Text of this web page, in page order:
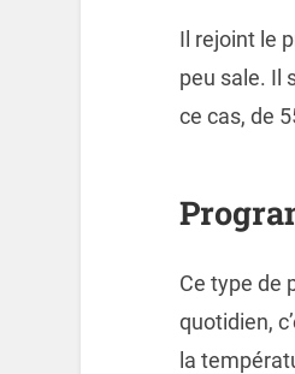
Il rejoint le
peu sale. Il
ce cas, de
Ce type de
quotidien,
la